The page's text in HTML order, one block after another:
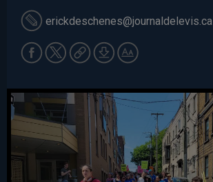
erickdeschenes@journaldelevis.ca